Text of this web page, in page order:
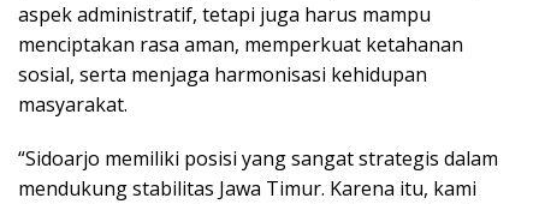
aspek administratif, tetapi juga harus mampu
menciptakan rasa aman, memperkuat ketahanan
sosial, serta menjaga harmonisasi kehidupan
masyarakat.
“Sidoarjo memiliki posisi yang sangat strategis dalam
mendukung stabilitas Jawa Timur. Karena itu, kami